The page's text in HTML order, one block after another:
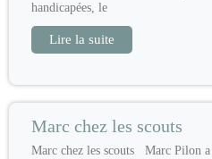
handicapées, le
Lire la suite
Marc chez les scouts
Marc chez les scouts Marc Pilon a